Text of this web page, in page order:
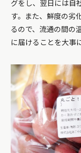
グをし、翌日には自
す。また、鮮度の劣
るので、流通の間の
に届けることを大事